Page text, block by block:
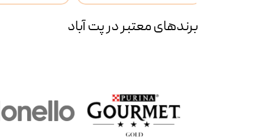
برند‌های معتبر در پت آباد